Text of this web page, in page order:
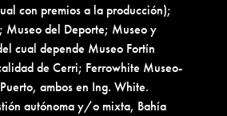
con premios a la producción);
Museo del Deporte; Museo y
cual depende Museo Fortín
de Cerri; Ferrowhite Museo-
ambos en Ing. White.
autónoma y/o mixta, Bahía